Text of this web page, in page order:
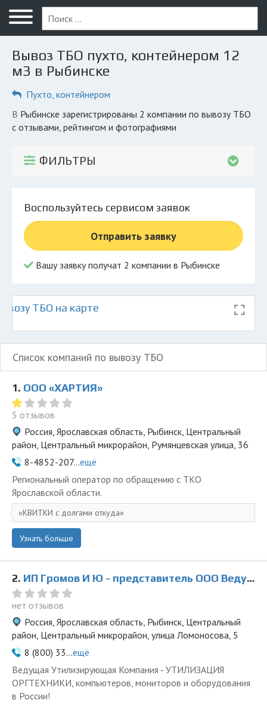
Меню
Главная
Вопрос юристу
Компании
Экоблог
© 2026 Все права защищены
Вывоз ТБО пухто, контейнером 12
м3 в Рыбинске
Пухто, контейнером
в Рыбинске зарегистрированы 2 компании по вывозу ТБО
с отзывами, рейтингом и фотографиями
ФИЛЬТРЫ
Воспользуйтесь сервисом заявок
Отправить заявку
Вашу заявку получат 2 компании в Рыбинске
ТБО на карте
Список компаний по вывозу ТБО
1. ООО «ХАРТИЯ»
5 отзывов
Россия, Ярославская область, Рыбинск, Центральный
район, Центральный микрорайон, Румянцевская улица, 36
8-4852-207...ещё
Региональный оператор по обращению с ТКО
Ярославской области.
КВИТКИ с долгами откуда
Узнать больше
2. ИП Громов И Ю - представитель ООО Ведущая Утилизирующая Компания
нет отзывов
Россия, Ярославская область, Рыбинск, Центральный
район, Центральный микрорайон, улица Ломоносова, 5
8 (800) 33...ещё
Ведущая Утилизирующая Компания - УТИЛИЗАЦИЯ
ОРГТЕХНИКИ, компьютеров, мониторов и оборудования
в России!